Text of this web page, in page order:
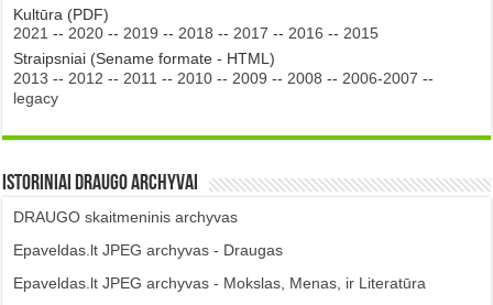
Kultūra (PDF)
2021 -- 2020 -- 2019 -- 2018 -- 2017 -- 2016 -- 2015
Straipsniai (Sename formate - HTML)
2013 -- 2012 -- 2011 -- 2010 -- 2009 -- 2008 -- 2006-2007 --
legacy
Istoriniai DRAUGO Archyvai
DRAUGO skaitmeninis archyvas
Epaveldas.lt JPEG archyvas - Draugas
Epaveldas.lt JPEG archyvas - Mokslas, Menas, ir Literatūra